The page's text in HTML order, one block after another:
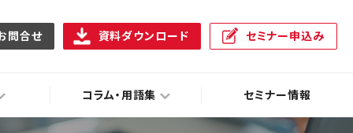
問合せ 資料ダウンロード セミナー申込み
コラム・用語集 セミナー情報